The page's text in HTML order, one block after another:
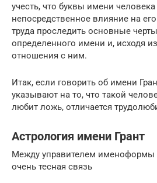
учесть, что буквы имени
непосредственное влияние на
труда проследить основные
определенного имени и, исходя
отношения с ним.
Итак, если говорить об имени
указывают на то, что такой
любит ложь, отличается
Астрология имени Грант
Между управителем именоформы
очень тесная связь